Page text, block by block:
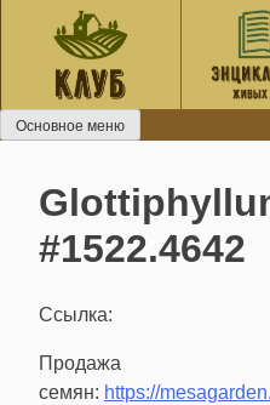
содержанию
Основное меню
#1522.4642
Ссылка:
Продажа
семян: https://